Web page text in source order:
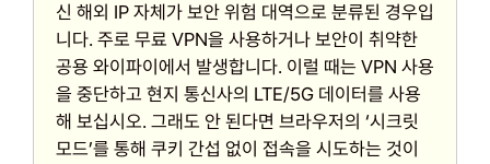
신 해외 IP 자체가 보안 위험 대역으로 분류된 경우입
니다. 주로 무료 VPN을 사용하거나 보안이 취약한
공용 와이파이에서 발생합니다. 이럴 때는 VPN 사용
을 중단하고 현지 통신사의 LTE/5G 데이터를 사용
해 보십시오. 그래도 안 된다면 브라우저의 ‘시크릿
모드’를 통해 쿠키 간섭 없이 접속을 시도하는 것이